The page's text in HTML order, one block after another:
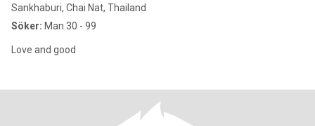
Sankhaburi, Chai Nat, Thailand
Söker: Man 30 - 99
Love and good